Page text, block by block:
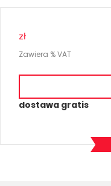
zł
Zawiera % VAT
dostawa gratis